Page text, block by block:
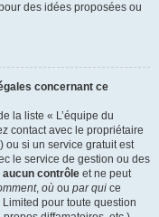
des idées proposées ou
concernant ce
la liste « L’équipe du
contact avec le propriétaire
) ou si un service gratuit est
le service de gestion ou des
aucun contrôle et ne peut
, où ou par qui ce
pour toute question